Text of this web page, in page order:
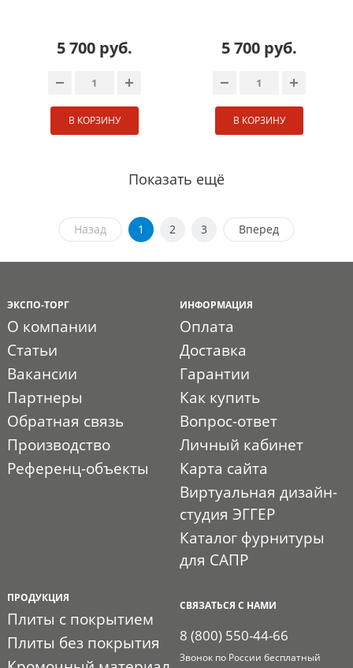
5 700 руб.
В КОРЗИНУ
5 700 руб.
В КОРЗИНУ
Показать ещё
Назад 1 2 3 Вперед
ЭКСПО-ТОРГ
О компании
Статьи
Вакансии
Партнеры
Обратная связь
Производство
Референц-объекты
ИНФОРМАЦИЯ
Оплата
Доставка
Гарантии
Как купить
Вопрос-ответ
Личный кабинет
Карта сайта
Виртуальная дизайн-
студия ЭГГЕР
Каталог фурнитуры
для САПР
ПРОДУКЦИЯ
Плиты с покрытием
Плиты без покрытия
СВЯЗАТЬСЯ С НАМИ
8 (800) 550-44-66
Звонок по России бесплатный